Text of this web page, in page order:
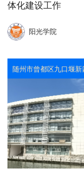
体化建设工作
阳光学院